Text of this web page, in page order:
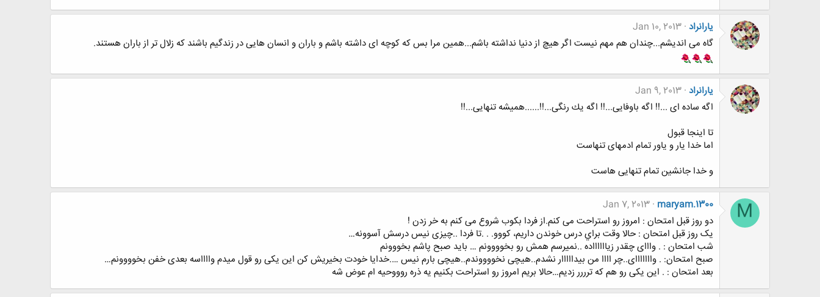
یارانراد Jan 10, 2013
گاه می اندیشم...چندان هم مهم نیست اگر هیچ از دنیا نداشته باشم...همین مرا بس که کوچه ای داشته باشم و باران و انسان هایی در زندگیم باشند که زلال تر از باران هستند.
یارانراد Jan 9, 2013
اگه ساده ای ...!! اگه باوفایی...!! اگه یك رنگی...!!......همیشه تنهایی...!!
تا اینجا قبول
اما خدا یار و یاور تمام ادمهای تنهاست
و خدا جانشین تمام تنهایی هاست
M
maryam.1300
Jan 7, 2013
دو روز قبل امتحان : امروز رو استراحت مى کنم.از فردا بکوب شروع مى کنم به خر زدن !
یک روز قبل امتحان : ﺣﺎﻻ ﻭﻗﺖ ﺑﺮﺍﻱ ﺩﺭﺱ ﺧﻮﻧﺪﻥ ﺩﺍﺭﻳﻢ، ﮐﻮﻭﻭ. . .ﺗﺎ ﻓﺮﺩﺍ ..چیزى نیس درسش آسوونه…
شب امتحان : . واااى چقدر زیااااااده ..نمیرسم همش رو بخوووونم … باید صبح پاشم بخووونم
صبح امتحان: . واااااااى..چر اااا من بیدااااار نشدم..هیچى نخووووندم..هیچى بارم نیس ….خدایا خودت بخیریش کن این یکى رو قول میدم وااااسه بعدى خفن بخوووونم…
بعد امتحان : . این یکى رو هم که ترررر زدیم…حالا بریم امروز رو استراحت بکنیم یه ذره روووحیه ام عوض شه